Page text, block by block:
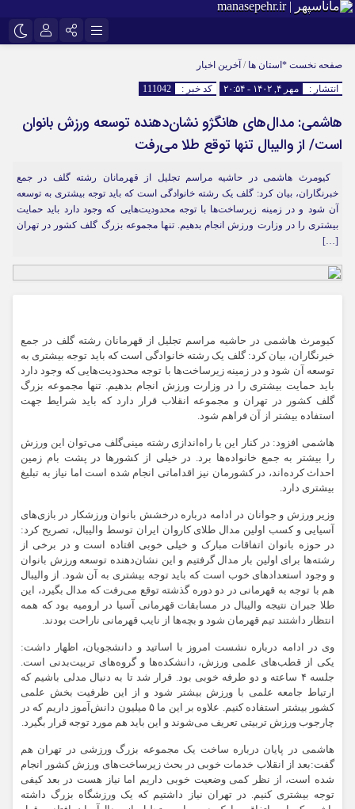
اینستاگرام
سروش
ایتا
آپارات رمز عبور
مرا به خاطر بسپار
صفحه نخست *استان ها / آخرین اخبار
انتشار : مهر ۴, ۱۴۰۲ - ۲۰:۵۴ کد خبر : 111042
هاشمی: مدال‌های هانگژو نشان‌دهنده توسعه ورزش بانوان
است/ از والیبال تنها توقع طلا می‌رفت
کیومرث هاشمی در حاشیه مراسم تجلیل از قهرمانان رشته گلف در جمع
خبرنگاران، بیان کرد: گلف یک رشته خانوادگی است که باید توجه بیشتری به توسعه
آن شود و در زمینه زیرساخت‌ها با توجه محدودیت‌هایی که وجود دارد باید حمایت
بیشتری را در وزارت ورزش انجام بدهیم. تنها مجموعه بزرگ گلف کشور در تهران
[…]
کیومرث هاشمی در حاشیه مراسم تجلیل از قهرمانان رشته گلف در جمع
خبرنگاران، بیان کرد: گلف یک رشته خانوادگی است که باید توجه بیشتری به
توسعه آن شود و در زمینه زیرساخت‌ها با توجه محدودیت‌هایی که وجود دارد
باید حمایت بیشتری را در وزارت ورزش انجام بدهیم. تنها مجموعه بزرگ
گلف کشور در تهران و مجموعه انقلاب قرار دارد که باید شرایط جهت
استفاده بیشتر از آن فراهم شود.
هاشمی افزود: در کنار این با راه‌اندازی رشته مینی‌گلف می‌توان این ورزش
را بیشتر به جمع خانواده‌ها برد. در خیلی از کشورها در پشت بام زمین
احداث کرده‌اند، در کشورمان نیز اقداماتی انجام شده است اما نیاز به تبلیغ
بیشتری دارد.
وزیر ورزش و جوانان در ادامه درباره درخشش بانوان ورزشکار در بازی‌های
آسیایی و کسب اولین مدال طلای کاروان ایران توسط والیبال، تصریح کرد:
در حوزه بانوان اتفاقات مبارک و خیلی خوبی افتاده است و در برخی از
رشته‌ها برای اولین بار مدال گرفتیم و این نشان‌دهنده توسعه ورزش بانوان
و وجود استعدادهای خوب است که باید توجه بیشتری به آن شود. از والیبال
هم با توجه به قهرمانی در دو دوره گذشته توقع می‌رفت که مدال بگیرد، این
طلا جبران نتیجه والیبال در مسابقات قهرمانی آسیا در ارومیه بود که همه
انتظار داشتند تیم قهرمان شود و بچه‌ها از نایب قهرمانی ناراحت بودند.
وی در ادامه درباره نشست امروز با اساتید و دانشجویان، اظهار داشت:
یکی از قطب‌های علمی ورزش، دانشکده‌ها و گروه‌های تربیت‌بدنی است.
جلسه ۴ ساعته و دو طرفه خوبی بود. قرار شد تا به دنبال مدلی باشیم که
ارتباط جامعه علمی با ورزش بیشتر شود و از این ظرفیت بخش علمی
کشور بیشتر استفاده کنیم. علاوه بر این ما ۵ میلیون دانش‌آموز داریم که در
چارجوب ورزش تربیتی تعریف می‌شوند و این باید هم مورد توجه قرار بگیرد.
هاشمی در پایان درباره ساخت یک مجموعه بزرگ ورزشی در تهران هم
گفت:بعد از انقلاب خدمات خوبی در بحث زیرساخت‌های ورزش کشور انجام
شده است، از نظر کمی وضعیت خوبی داریم اما نیاز هست در بعد کیفی
توجه بیشتری کنیم. در تهران نیاز داشتیم که یک ورزشگاه بزرگ داشته